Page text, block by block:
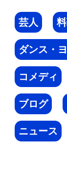
芸人
ダンス・
コメディ
ブログ
ニュース